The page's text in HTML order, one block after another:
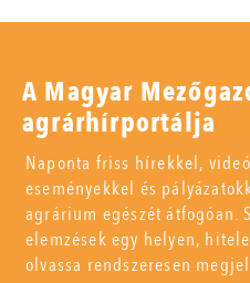
A Magyar
agrárhírportálja
Naponta friss hírekkel,
eseményekkel és
agrárium egészét átfogóan.
elemzések egy helyen,
olvassa rendszeresen